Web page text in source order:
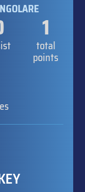
1
total
points